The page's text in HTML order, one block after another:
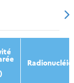
2016